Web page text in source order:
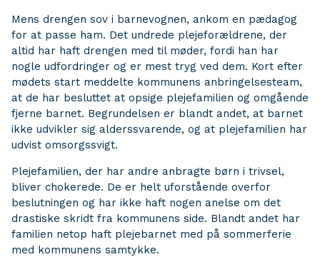
Mens drengen sov i barnevognen, ankom en pædagog
for at passe ham. Det undrede plejeforældrene, der
altid har haft drengen med til møder, fordi han har
nogle udfordringer og er mest tryg ved dem. Kort efter
mødets start meddelte kommunens anbringelsesteam,
at de har besluttet at opsige plejefamilien og omgående
fjerne barnet. Begrundelsen er blandt andet, at barnet
ikke udvikler sig alderssvarende, og at plejefamilien har
udvist omsorgssvigt.
Plejefamilien, der har andre anbragte børn i trivsel,
bliver chokerede. De er helt uforstående overfor
beslutningen og har ikke haft nogen anelse om det
drastiske skridt fra kommunens side. Blandt andet har
familien netop haft plejebarnet med på sommerferie
med kommunens samtykke.